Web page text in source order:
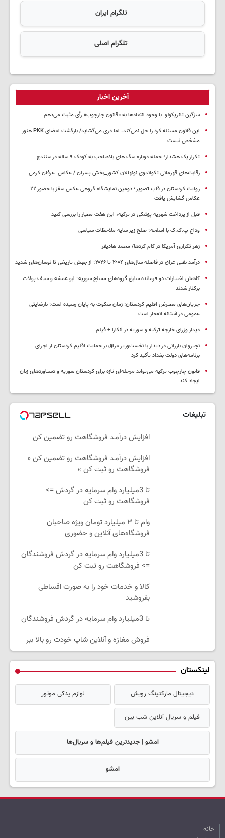
تلگرام ایران
تلگرام اصلی
آخرین اخبار
سزگین تانریکولو: با وجود انتقادها به «قانون چارچوب» رأی مثبت می‌دهم
این قانون مسئله کرد را حل نمی‌کند، اما دری می‌گشاید/ بازگشت اعضای PKK هنوز
مشخص نیست
تکرار یک هشدار؛ حمله دوباره سگ های بلاصاحب به کودک ۹ ساله در سنندج
رقابت‌های قهرمانی تکواندوی نونهالان کشور_بخش پسران / عکاس: عرفان کرمی
روایت کردستان در قاب تصویر؛ دومین نمایشگاه گروهی عکس سقز با حضور ۲۲
عکاس گشایش یافت
قبل از پرداخت شهریه پزشکی در ترکیه، این هفت معیار را بررسی کنید
وداع پ.ک.ک با اسلحه؛ صلح زیر سایه ملاحظات سیاسی
زهر تکراری آمریکا در کام کردها/ محمد هادیفر
درآمد نفتی عراق در فاصله سال‌های ۲۰۰۴ تا ۲۰۲۶؛ از جهش تاریخی تا نوسان‌های شدید
کاهش اختیارات دو فرمانده سابق گروه‌های مسلح سوریه؛ ابو عمشه و سیف پولات
برکنار شدند
جریان‌های معترض اقلیم کردستان: زمان سکوت به پایان رسیده است؛ نارضایتی
عمومی در آستانه انفجار است
دیدار وزرای خارجه ترکیه و سوریه در آنکارا + فیلم
نچیروان بارزانی در دیدار با نخست‌وزیر عراق بر حمایت اقلیم کردستان از اجرای
برنامه‌های دولت بغداد تأکید کرد
قانون چارچوب ترکیه می‌تواند مرحله‌ای تازه برای کردستان سوریه و دستاوردهای زنان
ایجاد کند
تبلیغات
افزایش درآمـد فروشگاهت رو تضمین کن
افزایش درآمـد فروشگاهت رو تضمین کن «
فروشگاهت رو ثبت کن »
تا 3میلیارد وام سرمایه در گردش =>
فروشگاهت رو ثبت کن
وام تا ۳ میلیارد تومان ویژه صاحبان
فروشگاه‌های آنلاین و حضوری
تا 3میلیارد وام سرمایه در گردش فروشندگان
=> فروشگاهت رو ثبت کن
کالا و خدمات خود را به صورت اقساطی
بفروشید
تا 3میلیارد وام سرمایه در گردش فروشندگان
فروش مغازه و آنلاین شاپ خودت رو بالا ببر
لینکستان
دیجیتال مارکتینگ رویش لوازم یدکی موتور
فیلم و سریال آنلاین شب بین
امشو | جدیدترین فیلم‌ها و سریال‌ها
امشو
خانه